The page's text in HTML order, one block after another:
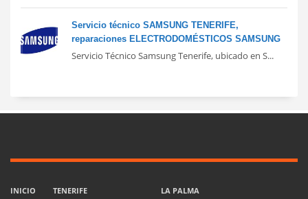
Servicio técnico SAMSUNG TENERIFE,
reparaciones ELECTRODOMÉSTICOS SAMSUNG
Servicio Técnico Samsung Tenerife, ubicado en S...
INICIO
TENERIFE
LA PALMA